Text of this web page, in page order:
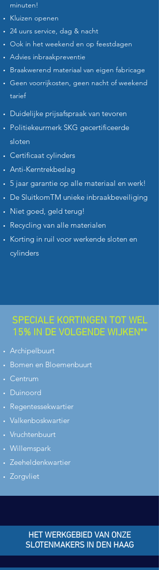
minuten!
Kluizen openen
24 uurs service, dag & nacht
Ook in het weekend en op feestdagen
Advies inbraakpreventie
Braakwerend materiaal van eigen fabricage
Geen voorrijkosten, geen nacht of weekend
tarief
Duidelijke prijsafspraak van tevoren
Politiekeurmerk SKG gecertificeerde
sloten
Certificaat cylinders
Anti-Kerntrekbeslag
5 jaar garantie op alle materiaal en werk!
De SluitkomTM unieke inbraakbeveiliging
Niet goed, geld terug!
Recycling van alle materialen
Korting in ruil voor werkende sloten en
cylinders
SPECIALE KORTINGEN TOT WEL
15% IN DE VOLGENDE WIJKEN**
Archipelbuurt
Bomen en Bloemenbuurt
Centrum
Duinoord
Regentessekwartier
Valkenboskwartier
Vruchtenbuurt
Willemspark
Zeeheldenkwartier
Zorgvliet
HET WERKGEBIED VAN ONZE
SLOTENMAKERS IN DEN HAAG